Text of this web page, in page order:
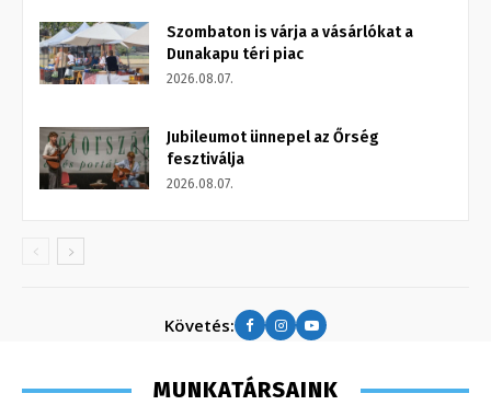
Szombaton is várja a vásárlókat a
Dunakapu téri piac
2026.08.07.
Jubileumot ünnepel az Őrség
fesztiválja
2026.08.07.
Követés:
MUNKATÁRSAINK